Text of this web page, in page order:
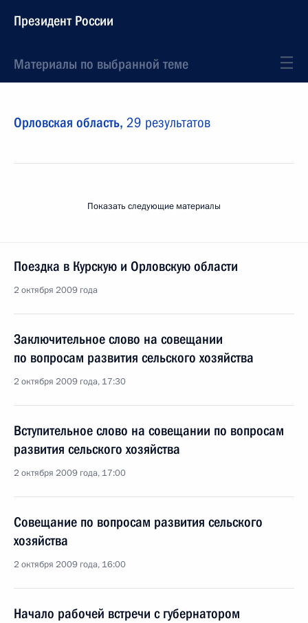
Президент России
Материалы по выбранной теме
Орловская область, 29 результатов
Показать следующие материалы
Поездка в Курскую и Орловскую области
2 октября 2009 года
Заключительное слово на совещании
по вопросам развития сельского хозяйства
2 октября 2009 года, 17:30
Вступительное слово на совещании по вопросам
развития сельского хозяйства
2 октября 2009 года, 17:00
Совещание по вопросам развития сельского
хозяйства
2 октября 2009 года, 16:00
Начало рабочей встречи с губернатором